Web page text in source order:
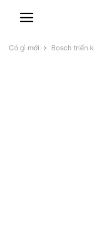
Có gì mới Bosch triển